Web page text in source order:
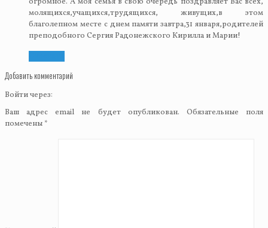
молящихся,учащихся,трудящихся, живущих,в этом
благолепном месте с днем памяти завтра,31 января,родителей
преподобного Сергия Радонежского Кирилла и Марии!
Добавить комментарий
Войти через:
Ваш адрес email не будет опубликован. Обязательные поля
помечены *